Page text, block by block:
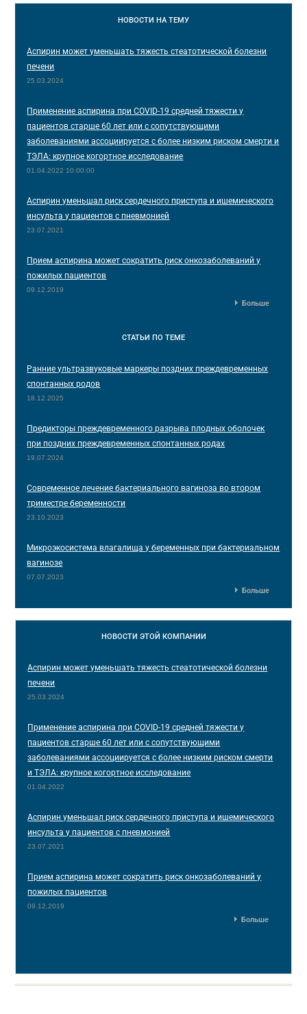
НОВОСТИ НА ТЕМУ
Аспирин может уменьшать тяжесть стеатотической болезни
печени
25.03.2024
Применение аспирина при COVID-19 средней тяжести у
пациентов старше 60 лет или с сопутствующими
заболеваниями ассоциируется с более низким риском смерти и
ТЭЛА: крупное когортное исследование
01.04.2022 10:00:00
Аспирин уменьшал риск сердечного приступа и ишемического
инсульта у пациентов с пневмонией
23.07.2021
Прием аспирина может сократить риск онкозаболеваний у
пожилых пациентов
09.12.2019
Больше
СТАТЬИ ПО ТЕМЕ
Ранние ультразвуковые маркеры поздних преждевременных
спонтанных родов
18.12.2025
Предикторы преждевременного разрыва плодных оболочек
при поздних преждевременных спонтанных родах
19.07.2024
Современное лечение бактериального вагиноза во втором
триместре беременности
23.10.2023
Микроэкосистема влагалища у беременных при бактериальном
вагинозе
07.07.2023
Больше
НОВОСТИ ЭТОЙ КОМПАНИИ
Аспирин может уменьшать тяжесть стеатотической болезни
печени
25.03.2024
Применение аспирина при COVID-19 средней тяжести у
пациентов старше 60 лет или с сопутствующими
заболеваниями ассоциируется с более низким риском смерти
и ТЭЛА: крупное когортное исследование
01.04.2022
Аспирин уменьшал риск сердечного приступа и ишемического
инсульта у пациентов с пневмонией
23.07.2021
Прием аспирина может сократить риск онкозаболеваний у
пожилых пациентов
09.12.2019
Больше